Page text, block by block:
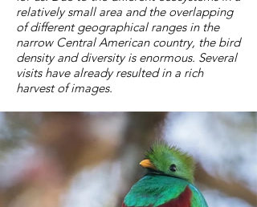
relatively small area and the overlapping
of different geographical ranges in the
narrow Central American country, the bird
density and diversity is enormous. Several
visits have already resulted in a rich
harvest of images.